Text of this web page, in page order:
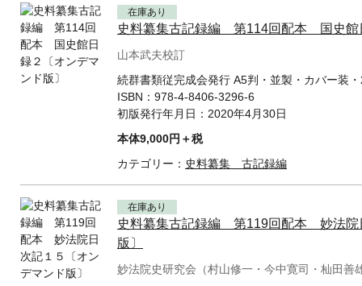
在庫あり
史料纂集古記録編 第114回配本 国史館
山本武夫校訂
続群書類従完成会発行 A5判・並製・カバー装
ISBN： 978-4-8406-3296-6
初版発行年月日： 2020年4月30日
本体9,000円＋税
カテゴリー： 史料纂集 古記録編
在庫あり
史料纂集古記録編 第119回配本 妙法院
版〕
妙法院史研究会（村山修一・今中寛司・杣田善